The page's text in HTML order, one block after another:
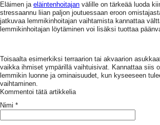
Eläimen ja eläintenhoitajan välille on tärkeää luoda
stressaannu liian paljon joutuessaan eroon
jatkuvaa lemmikinhoitajan vaihtamista kannattaa
lemmikinhoitajan löytäminen voi lisäksi tuottaa
Toisaalta esimerkiksi terraarion tai akvaarion
vaikka ihmiset ympärillä vaihtuisivat. Kannattaa siis
lemmikin luonne ja ominaisuudet, kun kyseeseen
vaihtaminen.
Kommentoi tätä artikkelia
Nimi *